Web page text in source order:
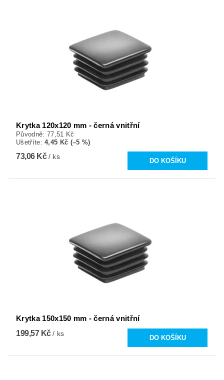
Krytka 120x120 mm - černá vnitřní
Původně: 77,51 Kč
Ušetříte:4,45 Kč (–5 %)
73,06 Kč/ ks
Krytka 150x150 mm - černá vnitřní
199,57 Kč/ ks